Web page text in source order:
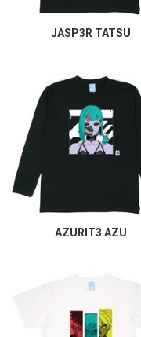
JASP3R TATSU
AZURIT3 AZU